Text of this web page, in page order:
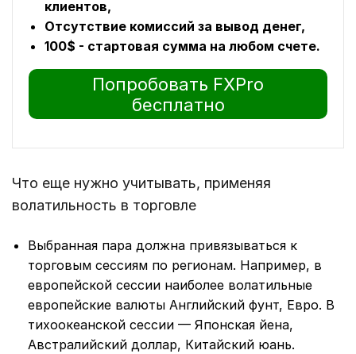
клиентов,
Отсутствие комиссий за вывод денег,
100$ - стартовая сумма на любом счете.
Попробовать FXPro
бесплатно
Что еще нужно учитывать, применяя
волатильность в торговле
Выбранная пара должна привязываться к
торговым сессиям по регионам. Например, в
европейской сессии наиболее волатильные
европейские валюты Английский фунт, Евро. В
тихоокеанской сессии — Японская йена,
Австралийский доллар, Китайский юань.